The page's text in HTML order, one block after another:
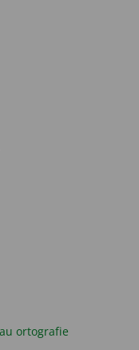
ortografie